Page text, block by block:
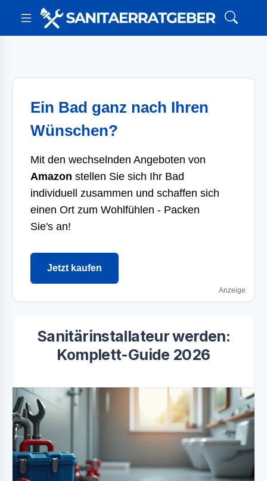
Ein Bad ganz nach Ihren
Wünschen?
Mit den wechselnden Angeboten von
Amazon stellen Sie sich Ihr Bad
individuell zusammen und schaffen sich
einen Ort zum Wohlfühlen - Packen
Sie's an!
Jetzt kaufen
Anzeige
Sanitärinstallateur werden:
Komplett-Guide 2026